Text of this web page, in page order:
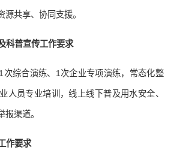
共享、协同支援。
科普宣传工作要求
次综合演练、1次企业专项演练，常态化整
人员专业培训，线上线下普及用水安全、
报渠道。
作要求